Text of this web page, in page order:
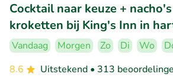
Cocktail naar keuze +
kroketten bij King's Inn in
Vandaag Morgen Zo Di Wo
8.6
Uitstekend • 313